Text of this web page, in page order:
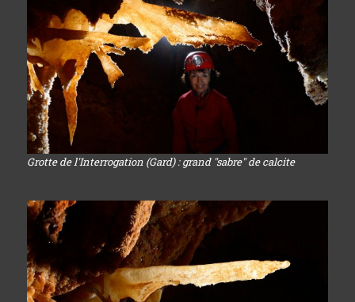
Grotte de l'Interrogation (Gard) : grand "sabre" de calcite